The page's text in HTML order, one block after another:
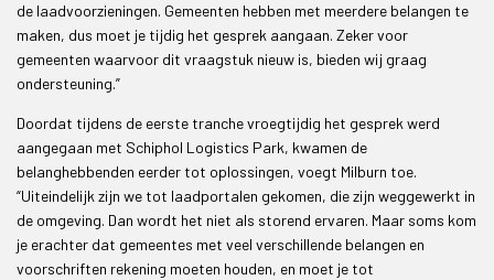
de laadvoorzieningen. Gemeenten hebben met meerdere belangen te
maken, dus moet je tijdig het gesprek aangaan. Zeker voor
gemeenten waarvoor dit vraagstuk nieuw is, bieden wij graag
ondersteuning.”
Doordat tijdens de eerste tranche vroegtijdig het gesprek werd
aangegaan met Schiphol Logistics Park, kwamen de
belanghebbenden eerder tot oplossingen, voegt Milburn toe.
“Uiteindelijk zijn we tot laadportalen gekomen, die zijn weggewerkt in
de omgeving. Dan wordt het niet als storend ervaren. Maar soms kom
je erachter dat gemeentes met veel verschillende belangen en
voorschriften rekening moeten houden, en moet je tot